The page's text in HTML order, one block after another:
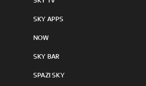
SKY APPS
NOW
SKY BAR
SPAZI SKY